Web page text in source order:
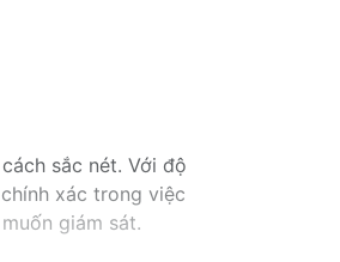
sắc nét. Với độ
xác trong việc
giám sát.